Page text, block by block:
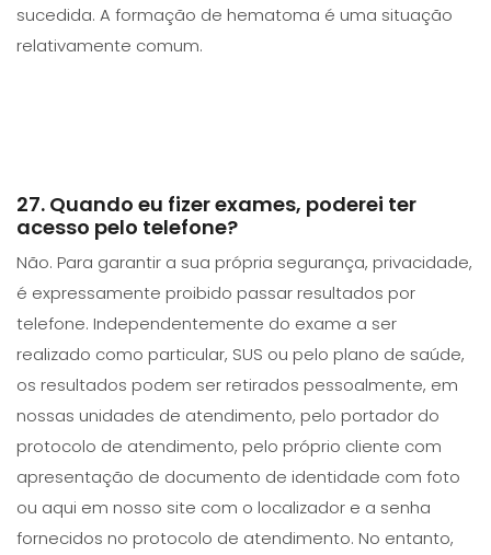
sucedida. A formação de hematoma é uma situação
relativamente comum.
27. Quando eu fizer exames, poderei ter
acesso pelo telefone?
Não. Para garantir a sua própria segurança, privacidade,
é expressamente proibido passar resultados por
telefone. Independentemente do exame a ser
realizado como particular, SUS ou pelo plano de saúde,
os resultados podem ser retirados pessoalmente, em
nossas unidades de atendimento, pelo portador do
protocolo de atendimento, pelo próprio cliente com
apresentação de documento de identidade com foto
ou aqui em nosso site com o localizador e a senha
fornecidos no protocolo de atendimento. No entanto,